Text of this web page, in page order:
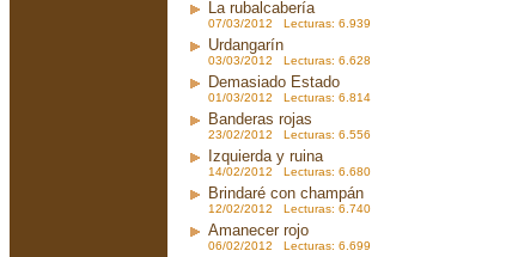
La rubalcabería
07/03/2012 Lecturas: 6.939
Urdangarín
03/03/2012 Lecturas: 6.628
Demasiado Estado
01/03/2012 Lecturas: 6.814
Banderas rojas
23/02/2012 Lecturas: 6.556
Izquierda y ruina
14/02/2012 Lecturas: 6.680
Brindaré con champán
12/02/2012 Lecturas: 6.740
Amanecer rojo
06/02/2012 Lecturas: 6.699